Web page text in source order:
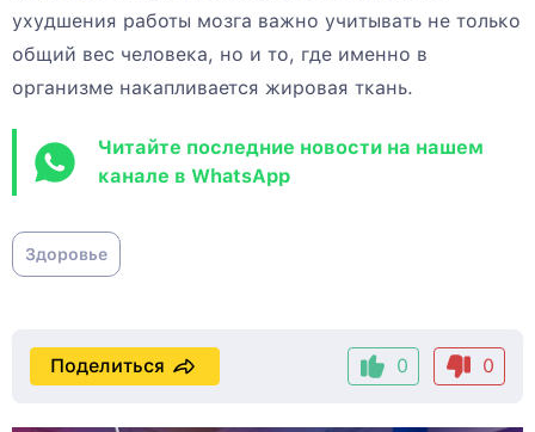
ухудшения работы мозга важно учитывать не только
общий вес человека, но и то, где именно в
организме накапливается жировая ткань.
Читайте последние новости на нашем
канале в WhatsApp
Здоровье
0 0
Поделиться